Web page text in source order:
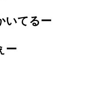
てるー
ー